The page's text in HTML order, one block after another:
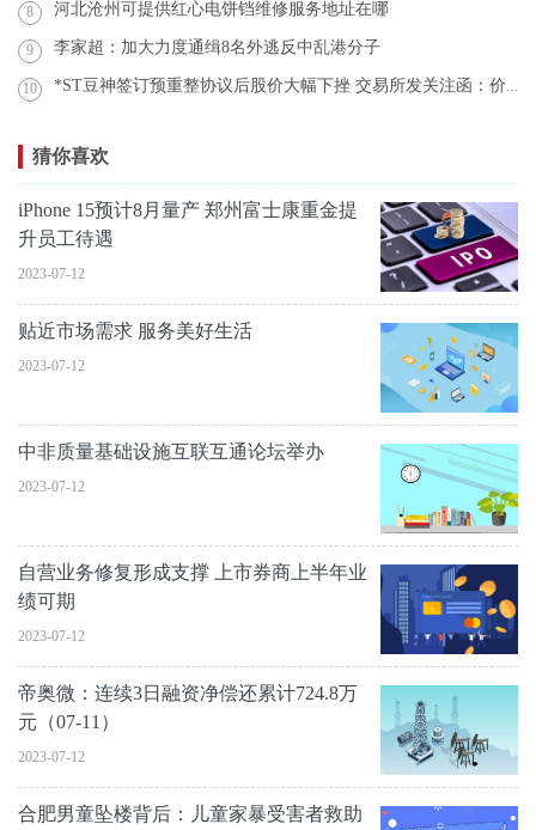
8 河北沧州可提供红心电饼铛维修服务地址在哪
9 李家超：加大力度通缉8名外逃反中乱港分子
10 *ST豆神签订预重整协议后股价大幅下挫 交易所发关注函：价格是否合理？
猜你喜欢
iPhone 15预计8月量产 郑州富士康重金提
升员工待遇
2023-07-12
贴近市场需求 服务美好生活
2023-07-12
中非质量基础设施互联互通论坛举办
2023-07-12
自营业务修复形成支撑 上市券商上半年业
绩可期
2023-07-12
帝奥微：连续3日融资净偿还累计724.8万
元（07-11）
2023-07-12
合肥男童坠楼背后：儿童家暴受害者救助